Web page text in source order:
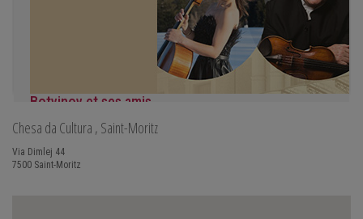
Botvinov et ses amis
5 octobre, Kleine Tonhalle, 19h30 :
Œuvres de Sergueï Rachmaninov, Robert Schumann et Astor
PLUS LOIN...
Chesa da Cultura , Saint-Moritz
Via Dimlej 44
7500 Saint-Moritz